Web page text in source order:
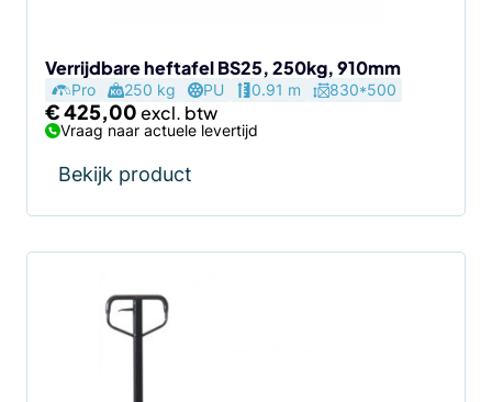
Verrijdbare heftafel BS25, 250kg, 910mm
Pro 250 kg PU 0.91 m 830*500
€425,00
Vraag naar actuele levertijd
Bekijk product